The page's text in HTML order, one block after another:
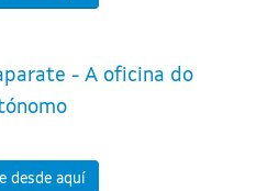
- A oficina do
desde aquí